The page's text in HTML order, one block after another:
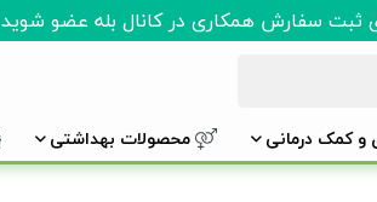
ثبت سفارش همکاری در کانال بله عضو شوید
و کمک درمانی محصولات بهداشتی